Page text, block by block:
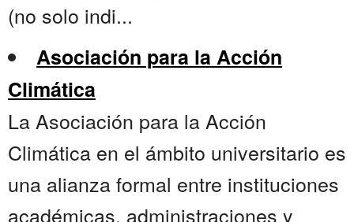
(no solo indi...
Asociación para la Acción
Climática
La Asociación para la Acción
Climática en el ámbito universitario es
una alianza formal entre instituciones
académicas, administraciones y